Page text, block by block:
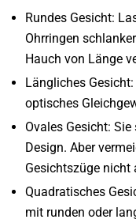
Rundes Gesicht:
Ohrringen
Hauch von Länge
Längliches Gesicht
optisches
Ovales Gesicht: Sie
Design. Aber
Gesichtszüge nicht
Quadratisches
mit runden oder